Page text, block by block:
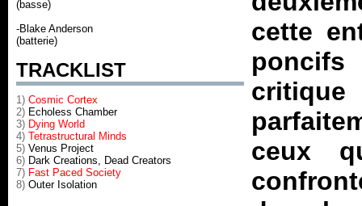
(basse)
-Blake Anderson
(batterie)
TRACKLIST
1) Cosmic Cortex
2) Echoless Chamber
3) Dying World
4) Tetrastructural Minds
5) Venus Project
6) Dark Creations, Dead Creators
7) Fast Paced Society
8) Outer Isolation
cette
poncifs
critique
ceux